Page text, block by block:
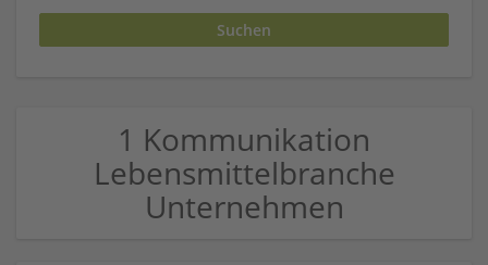
1 Kommunikation
Lebensmittelbranche
Unternehmen